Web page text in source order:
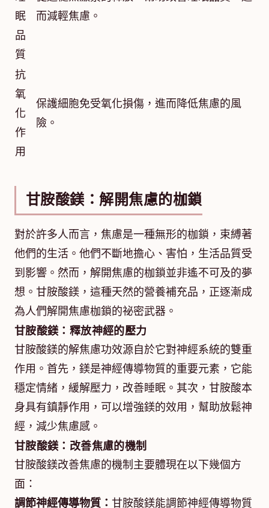
眠
品
質
而減輕焦慮。
抗
氧
化
作
用
保護細胞免受氧化損傷，進而降低焦慮的風
險。
甘胺酸鎂：解開焦慮的枷鎖
對於許多人而言，焦慮是一種無形的枷鎖，束縛著
他們的生活。他們不斷地擔心、害怕，生活品質受
到影響。然而，解開焦慮的枷鎖並非遙不可及的夢
想。甘胺酸鎂，這種天然的營養補充品，正逐漸成
為人們解開焦慮枷鎖的祕密武器。
甘胺酸鎂：釋放神經的壓力
甘胺酸鎂的解焦慮功效源自於它對神經系統的雙重
作用。首先，鎂是神經傳導物質的重要元素，它能
穩定情緒，緩解壓力，改善睡眠。其次，甘胺酸本
身具有鎮靜作用，可以增強鎂的效用，幫助放鬆神
經，減少焦慮感。
甘胺酸鎂：改善焦慮的機制
甘胺酸鎂改善焦慮的機制主要體現在以下幾個方
面：
調節神經傳導物質： 甘胺酸鎂能調節神經傳導物質